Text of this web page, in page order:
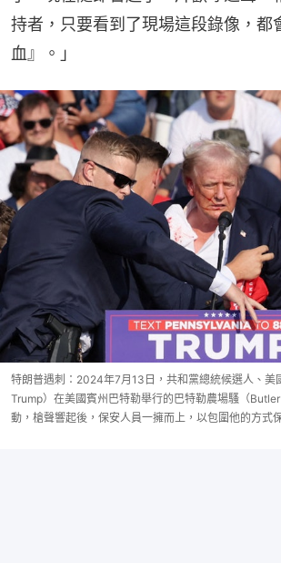
持者，只要看到了現場這段錄像，都
血』。」
特朗普遇刺：2024年7月13日，共和黨總統候選人、美
Trump）在美國賓州巴特勒舉行的巴特勒農場騷（
動，槍聲響起後，保安人員一擁而上，以包圍他的方式